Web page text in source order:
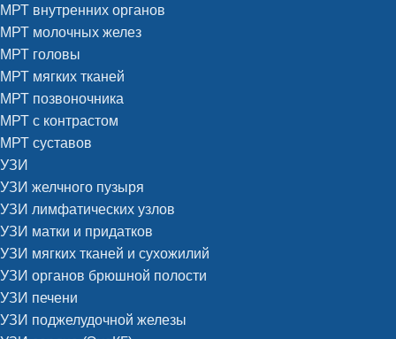
МРТ внутренних органов
МРТ молочных желез
МРТ головы
МРТ мягких тканей
МРТ позвоночника
МРТ с контрастом
МРТ суставов
УЗИ
УЗИ желчного пузыря
УЗИ лимфатических узлов
УЗИ матки и придатков
УЗИ мягких тканей и сухожилий
УЗИ органов брюшной полости
УЗИ печени
УЗИ поджелудочной железы